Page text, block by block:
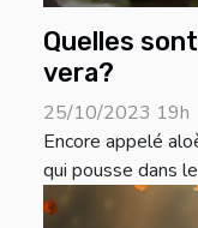
Quelles
vera?
25/10/2023 19h
Encore appelé
qui pousse dans